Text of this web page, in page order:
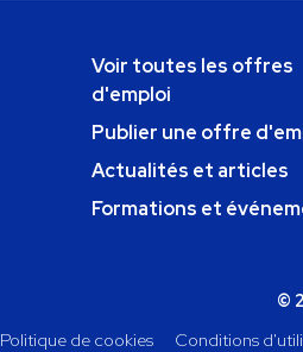
Voir toutes les offres
d'emploi
Publier une offre
Actualités et articles
Formations et
©
Politique de cookies
Conditions